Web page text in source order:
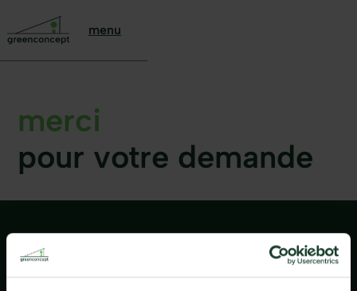
menu
merci
pour votre demande
nous avons bien reçu
votredemande!